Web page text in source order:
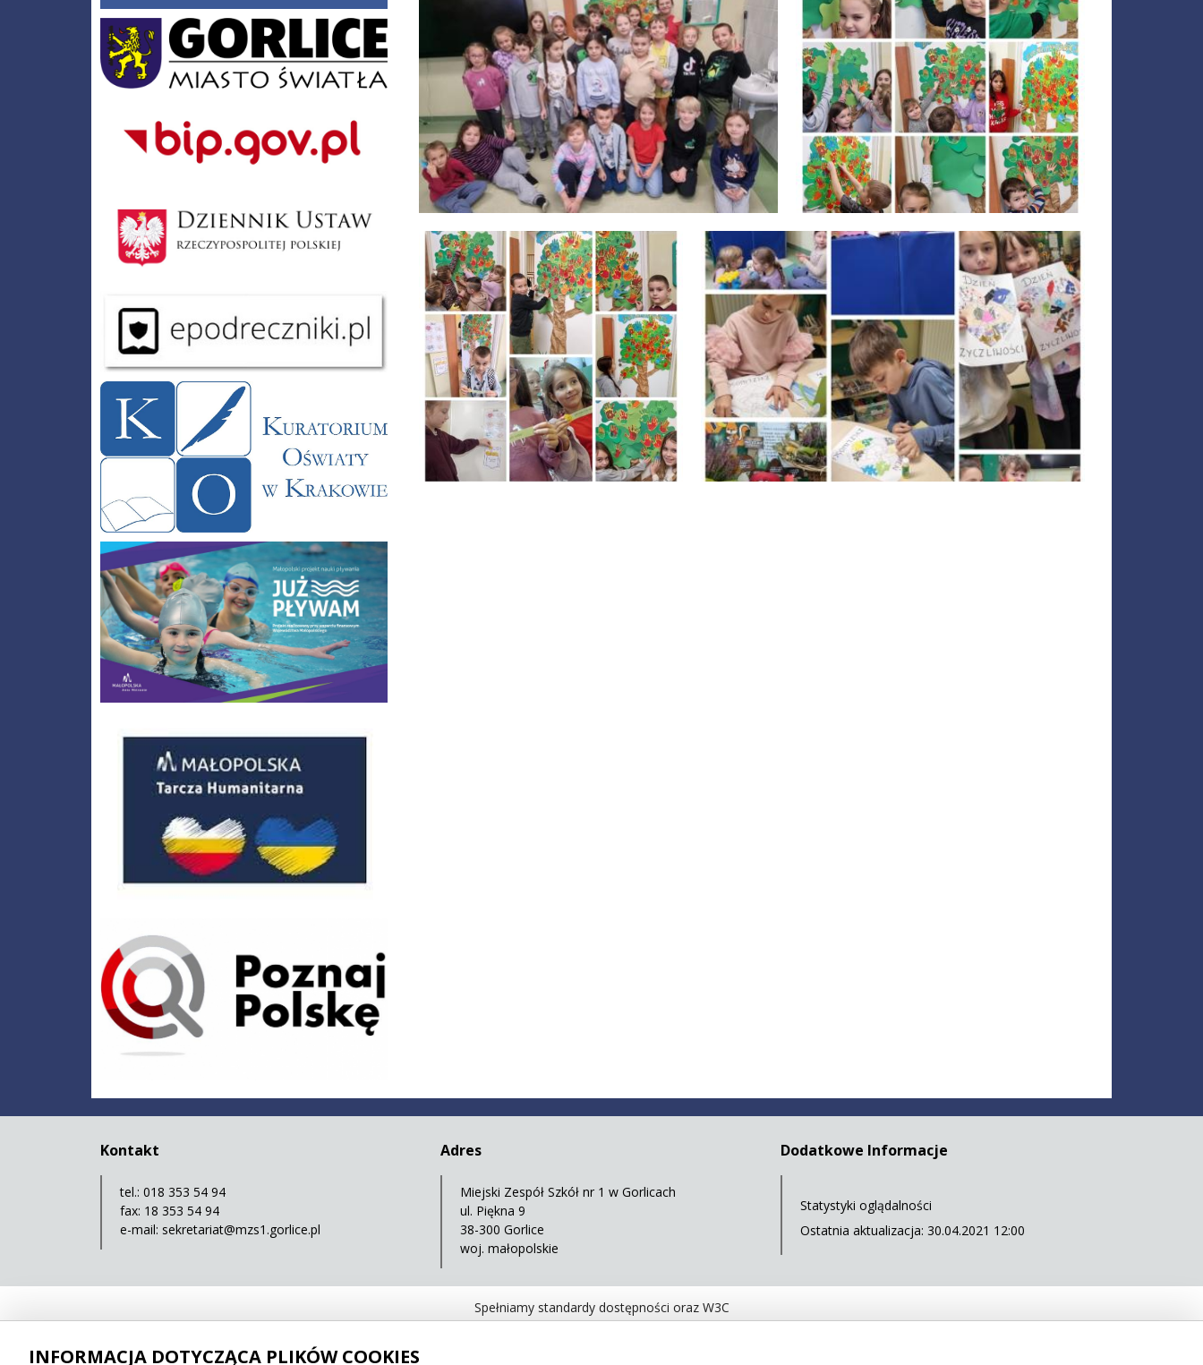
Kuratorium Oświaty w Krakowie
Już pływam
Kontakt
tel.: 018 353 54 94
fax: 18 353 54 94
e-mail: sekretariat@mzs1.gorlice.pl
Adres
Miejski Zespół Szkół nr 1 w Gorlicach
ul. Piękna 9
38-300 Gorlice
woj. małopolskie
Dodatkowe Informacje
Statystyki oglądalności
Ostatnia aktualizacja: 30.04.2021 12:00
Spełniamy standardy dostępności oraz W3C
INFORMACJA DOTYCZĄCA PLIKÓW COOKIES